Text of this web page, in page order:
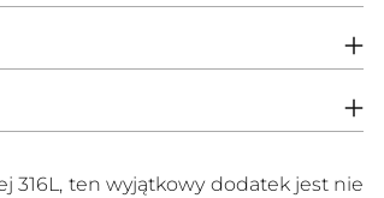
316L, ten wyjątkowy dodatek jest nie